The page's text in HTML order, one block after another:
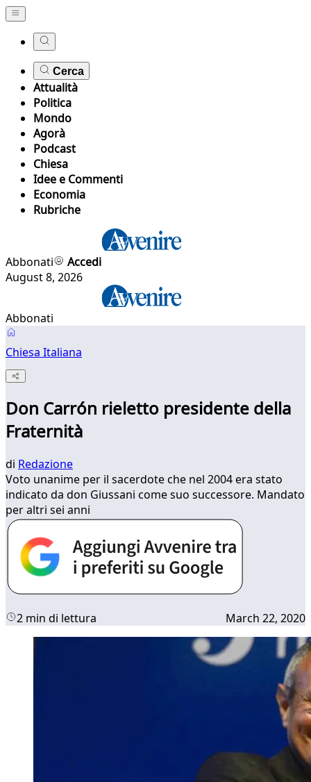
Cerca
Attualità
Politica
Mondo
Agorà
Podcast
Chiesa
Idee e Commenti
Economia
Rubriche
Abbonati
Accedi
August 8, 2026
Abbonati
Chiesa Italiana
Don Carrón rieletto presidente della
Fraternità
di Redazione
Voto unanime per il sacerdote che nel 2004 era stato
indicato da don Giussani come suo successore. Mandato
per altri sei anni
2 min di lettura March 22, 2020